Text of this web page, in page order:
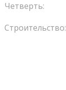
Четверть:
Строительство: